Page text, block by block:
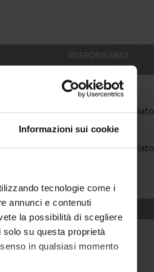
Informazioni sui cookie
tecnologie come i
annunci e contenuti
la possibilità di scegliere
su questa proprietà
in qualsiasi momento
RESPONSABILI
Giorgio Gosetti
testimone
Francesco Vecchiato
comune
Francesco Vecchiato